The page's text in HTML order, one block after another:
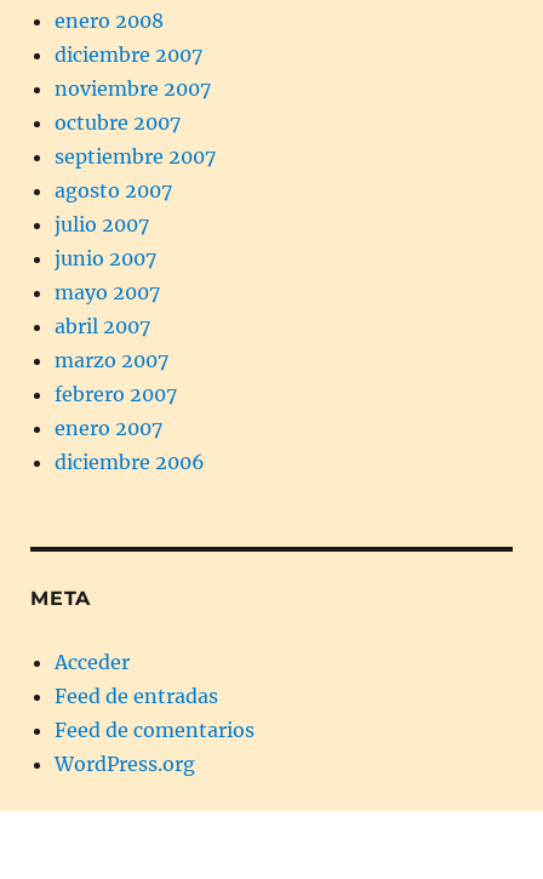
enero 2008
diciembre 2007
noviembre 2007
octubre 2007
septiembre 2007
agosto 2007
julio 2007
junio 2007
mayo 2007
abril 2007
marzo 2007
febrero 2007
enero 2007
diciembre 2006
META
Acceder
Feed de entradas
Feed de comentarios
WordPress.org